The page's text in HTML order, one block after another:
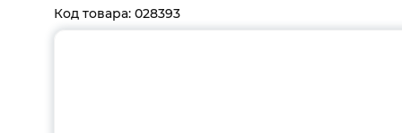
Код товара: 028393